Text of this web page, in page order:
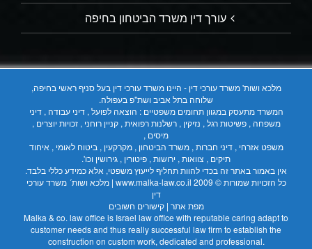
עורך דין משרד הביטחון בחיפה
מלכא ושות' משרד עורכי דין - היינו משרד עורכי דין בעל סניף ראשי בחיפה,
שלוחה בתל אביב ושת"פ בעפולה.
המשרד מתעסק במגוון תחומים משפטיים : הוצאה לפועל , דיני עבודה , דיני
משפחה , פשיטות רגל , נזיקין , רשלנות רפואית , קניין רוחני , זכויות יוצרים ,
מיסים ,
משפט אזרחי , דיני חברות , משרד הביטחון , מקרקעין , ביטוח לאומי , איחוד
תיקים , צוואות , ירושות , פיטורין , גירושין וכו'.
אין באמור באתר זה בכדי להוות תחליף לייעוץ משפטי, אלא כמידע כללי בלבד.
כל הזכויות שמורות © 2009
www.malka-law.co.il | מלכא ושות´ משרד עורכי
דין
מפת אתר |קישורים חשובים
Malka & co. law office is Israel law office with reputable caring adapt to
customer needs and thus really successful law firm to establish the
construction on custom work, dedicated and professional.